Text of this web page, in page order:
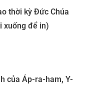
thời kỳ Đức Chúa
xuống để in)
của Áp-ra-ham, Y-